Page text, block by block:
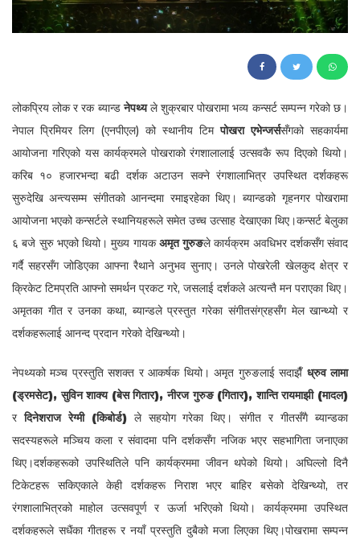
लोकप्रिय लोक र रक ब्यान्डनेपथ्यले शुक्रबार पोखरामा भव्य कन्सर्ट सम्पन्न गरेको छ।
नेपाल प्रिमियर लिग (एनपीएल) को स्थानीय टिमपोखरा एभेन्जर्ससँगको सहकार्यमा
आयोजना गरिएको यस कार्यक्रमले पोखराको रंगशालालाई उत्सवकै रूप दिएको थियो।
करिब १० हजारभन्दा बढी दर्शक अटाउन सक्ने रंगशालाभित्र उपस्थित दर्शकहरू
सुरुदेखि अन्त्यसम्म संगीतको आनन्दमा रमाइरहेका थिए। ब्यान्डको गृहनगर पोखरामा
आयोजना भएको कन्सर्टले स्थानियहरूले समेत उच्च उत्साह देखाएका थिए।कन्सर्ट बेलुका
६ बजे सुरु भएको थियो। मुख्य गायकअमृत गुरुङले कार्यक्रम अवधिभर दर्शकसँग संवाद
गर्दै सहरसँग जोडिएका आफ्ना रैथाने अनुभव सुनाए। उनले पोखरेली खेलकुद क्षेत्र र
क्रिकेट टिमप्रति आफ्नो समर्थन प्रकट गरे, जसलाई दर्शकले अत्यन्तै मन पराएका थिए।
अमृतका गीत र उनका कथा, ब्यान्डले प्रस्तुत गरेका संगीतसंग्रहसँग मेल खान्थ्यो र
दर्शकहरूलाई आनन्द प्रदान गरेको देखिन्थ्यो।
नेपथ्यको मञ्च प्रस्तुति सशक्त र आकर्षक थियो। अमृत गुरुङलाई सदाझैँ ध्रुव लामा
(ड्रमसेट), सुविन शाक्य (बेस गितार), नीरज गुरुङ (गितार), शान्ति रायमाझी (मादल)
रदिनेशराज रेग्मी (किबोर्ड)ले सहयोग गरेका थिए। संगीत र गीतसँगै ब्यान्डका
सदस्यहरूले मञ्चिय कला र संवादमा पनि दर्शकसँग नजिक भएर सहभागिता जनाएका
थिए।दर्शकहरूको उपस्थितिले पनि कार्यक्रममा जीवन थपेको थियो। अघिल्लो दिनै
टिकेटहरू सकिएकाले केही दर्शकहरू निराश भएर बाहिर बसेको देखिन्थ्यो, तर
रंगशालाभित्रको माहोल उत्सवपूर्ण र ऊर्जा भरिएको थियो। कार्यक्रममा उपस्थित
दर्शकहरूले सधैंका गीतहरू र नयाँ प्रस्तुति दुबैको मजा लिएका थिए।पोखरामा सम्पन्न